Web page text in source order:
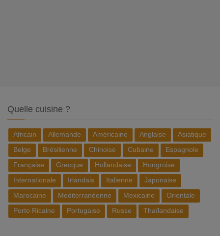
Quelle cuisine ?
Africain Allemande Américaine Anglaise
Asiatique
Belge
Brésilienne Chinoise Cubaine
Espagnole
Française
Grecque Hollandaise
Hongroise
Internationale
Irlandais Italienne
Japonaise
Marocaine
Mediterranéenne Mexicaine
Orientale
Porto Ricaine
Portugaise Russe Thaïlandaise